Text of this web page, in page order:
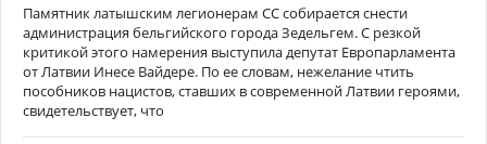
Памятник латышским легионерам СС собирается снести
администрация бельгийского города Зедельгем. С резкой
критикой этого намерения выступила депутат Европарламента
от Латвии Инесе Вайдере. По ее словам, нежелание чтить
пособников нацистов, ставших в современной Латвии героями,
свидетельствует, что